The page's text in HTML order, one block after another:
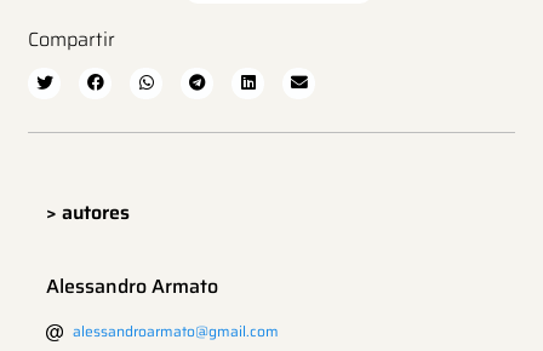
Compartir
> autores
Alessandro Armato
alessandroarmato@gmail.com